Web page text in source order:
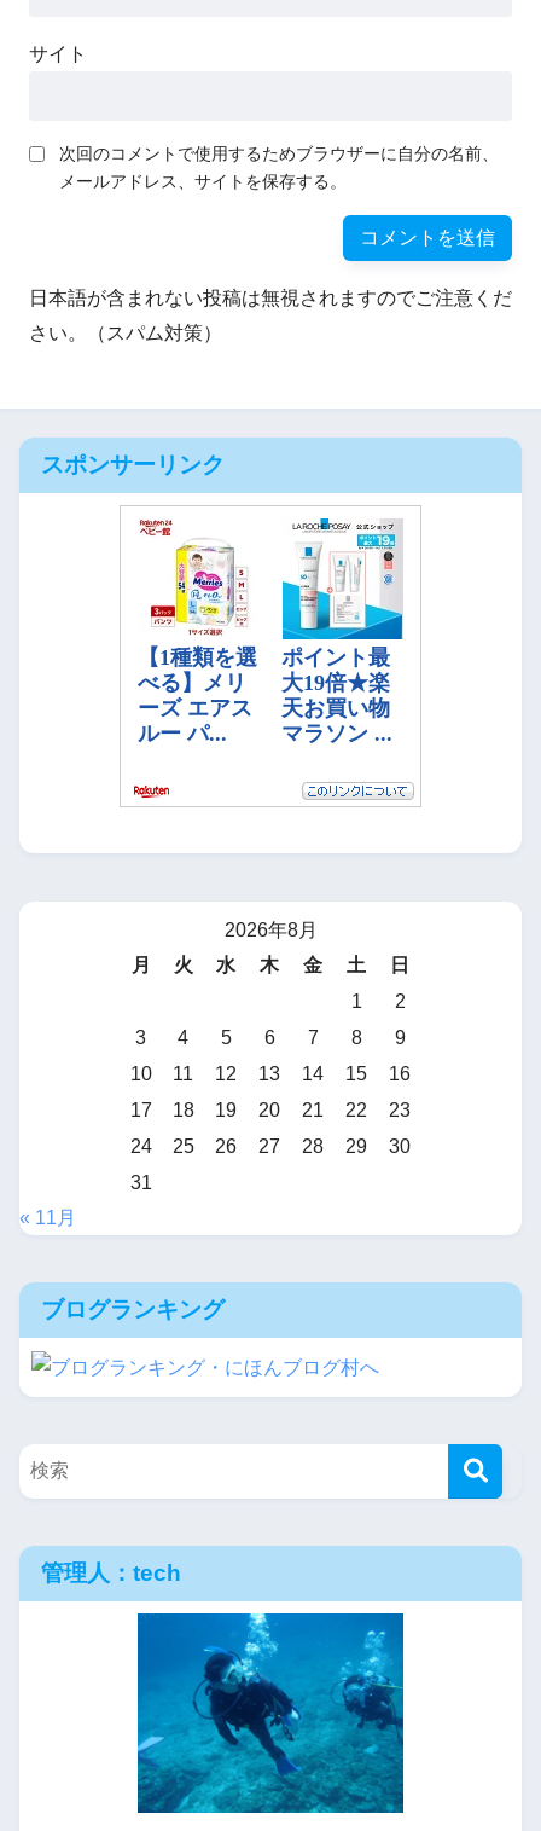
サイト
次回のコメントで使用するためブラウザーに自分の名前、
メールアドレス、サイトを保存する。
日本語が含まれない投稿は無視されますのでご注意くだ
さい。（スパム対策）
スポンサーリンク
2026年8月
月
火 水 木 金 土
日
1
2
3
4 5 6 7 8
9
10
11 12 13 14 15
16
17
18 19 20 21 22
23
24
25 26 27 28 29
30
31
« 11月
ブログランキング
管理人：tech